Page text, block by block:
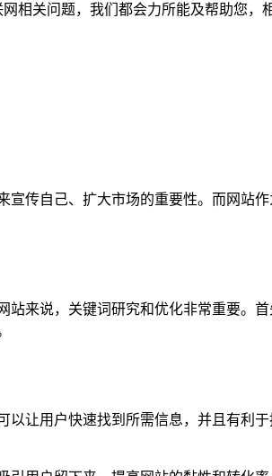
相关问题，我们都会力所能及帮助您，
传自己、扩大市场的重要性。而网站
来说，关键词研究和优化非常重要。
让用户快速找到所需信息，并且有利